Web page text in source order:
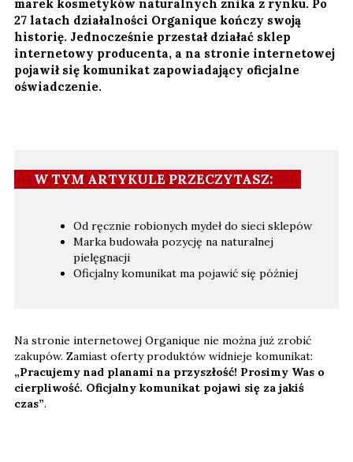
marek kosmetyków naturalnych znika z rynku. Po
27 latach działalności Organique kończy swoją
historię. Jednocześnie przestał działać sklep
internetowy producenta, a na stronie internetowej
pojawił się komunikat zapowiadający oficjalne
oświadczenie.
W TYM ARTYKULE PRZECZYTASZ:
Od ręcznie robionych mydeł do sieci sklepów
Marka budowała pozycję na naturalnej
pielęgnacji
Oficjalny komunikat ma pojawić się później
Na stronie internetowej Organique nie można już zrobić
zakupów. Zamiast oferty produktów widnieje komunikat:
„Pracujemy nad planami na przyszłość! Prosimy Was o
cierpliwość. Oficjalny komunikat pojawi się za jakiś
czas”.